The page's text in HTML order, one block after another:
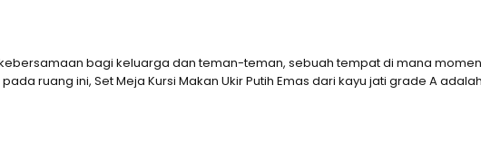
kebersamaan bagi keluarga dan teman-teman, sebuah tempat di mana
ruang ini, Set Meja Kursi Makan Ukir Putih Emas dari kayu jati grade A